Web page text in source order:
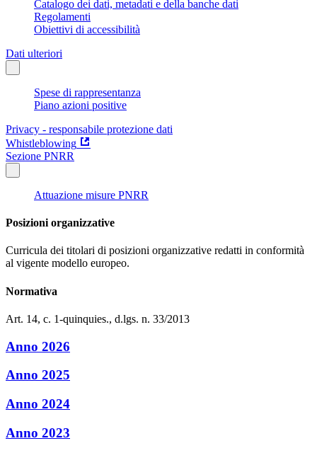
Catalogo dei dati, metadati e della banche dati
Regolamenti
Obiettivi di accessibilità
Dati ulteriori
Spese di rappresentanza
Piano azioni positive
Privacy - responsabile protezione dati
Whistleblowing
Sezione PNRR
Attuazione misure PNRR
Posizioni organizzative
Curricula dei titolari di posizioni organizzative redatti in conformità
al vigente modello europeo.
Normativa
Art. 14, c. 1-quinquies., d.lgs. n. 33/2013
Anno 2026
Anno 2025
Anno 2024
Anno 2023